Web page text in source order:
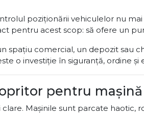
poziționării vehiculelor nu mai
pentru acest scop: să ofere un
spațiu comercial, un depozit sau
o investiție în siguranță, ordine
pentru
Mașinile sunt parcate haotic,